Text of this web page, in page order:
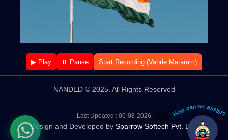
▶ Play ⏸ Pause Start Recording (Vande Mataram)
NANDED © 2025. All Rights Reserved
Last Updated : 06-08-2026
Design and Developed by Sparrow Softech Pvt. Ltd.
👋 How can we assist?